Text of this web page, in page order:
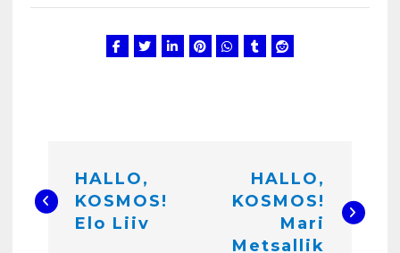
a
v
HALLO,
KOSMOS!
Elo Liiv
HALLO,
KOSMOS!
Mari
Metsallik